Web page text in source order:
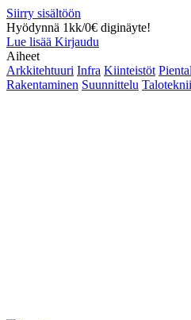
Siirry sisältöön
Hyödynnä 1kk/0€ diginäyte!
Lue lisää Kirjaudu
Aiheet
Arkkitehtuuri Infra Kiinteistöt
Rakentaminen Suunnittelu